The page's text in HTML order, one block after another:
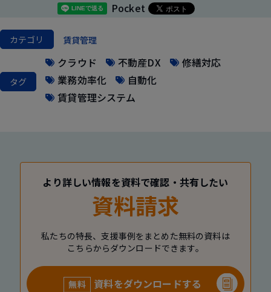
Pocket
カテゴリ 賃貸管理
タグ
クラウド 不動産DX
修繕対応
業務効率化
自動化
賃貸管理システム
より詳しい情報を資料で確認・共有したい
資料請求
私たちの特長、支援事例をまとめた無料の資料は
こちらからダウンロードできます。
無料 資料をダウンロードする